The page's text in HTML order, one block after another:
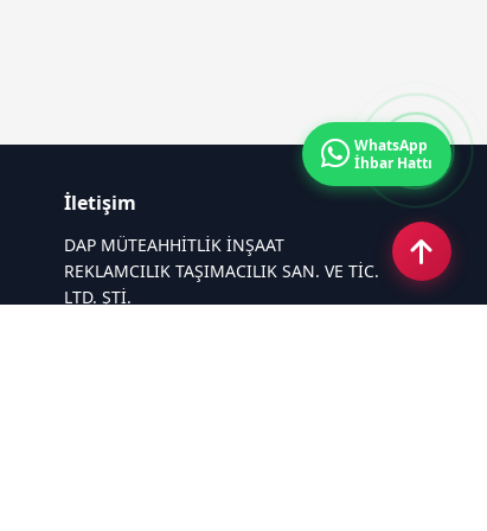
İletişim
DAP MÜTEAHHİTLİK İNŞAAT
REKLAMCILIK TAŞIMACILIK SAN. VE TİC.
LTD. ŞTİ.
WhatsApp
İhbar Hattı